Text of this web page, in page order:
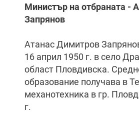
Министър на отбраната -
Запрянов
Атанас Димитров
16 април 1950 г. в село
област Пловдивска.
образование получава в
механотехника в гр.
г.